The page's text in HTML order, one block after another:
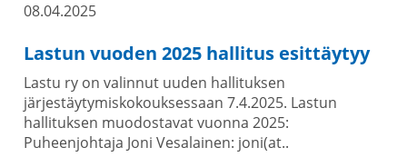
08.04.2025
Lastun vuoden 2025 hallitus esittäytyy
Lastu ry on valinnut uuden hallituksen
järjestäytymiskokouksessaan 7.4.2025. Lastun
hallituksen muodostavat vuonna 2025:
Puheenjohtaja Joni Vesalainen: joni(at..